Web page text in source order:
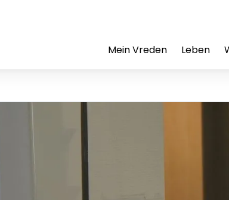
Mein Vreden Leben